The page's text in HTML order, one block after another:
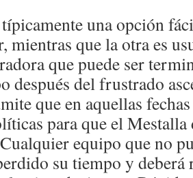
típicamente una opción
mientras que la otra es
que puede ser
después del frustrado
que en aquellas
para que el Mestalla
equipo que no
su tiempo y deberá